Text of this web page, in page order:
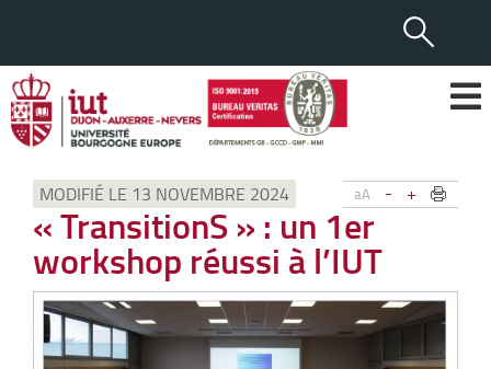
aA - +
MODIFIÉ LE 13 NOVEMBRE 2024
« TransitionS » : un 1er
workshop réussi à l’IUT